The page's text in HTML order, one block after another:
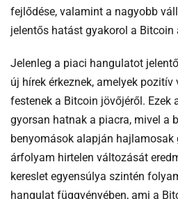
fejlődése, valamint a nagyobb
jelentős hatást gyakorol a Bitcoin
Jelenleg a piaci hangulatot
új hírek érkeznek, amelyek
festenek a Bitcoin jövőjéről. Ezek
gyorsan hatnak a piacra, mivel a
benyomások alapján hajlamosak
árfolyam hirtelen változását
kereslet egyensúlya szintén
hangulat függvényében, ami a